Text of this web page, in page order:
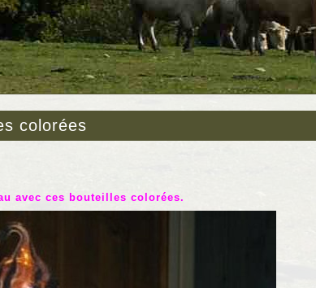
colorées
avec ces bouteilles colorées.